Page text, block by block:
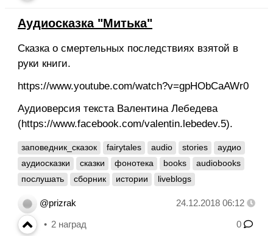
Аудиосказка "Митька"
Сказка о смертельных последствиях взятой в
руки книги.
https://www.youtube.com/watch?v=gpHObCaAWr0
Аудиоверсия текста Валентина Лебедева
(https://www.facebook.com/valentin.lebedev.5).
заповедник_сказок fairytales audio stories
аудио
аудиосказки
сказки фонотека books
audiobooks
послушать
сборник истории liveblogs
@prizrak 24.12.2018 06:12
2 наград 0